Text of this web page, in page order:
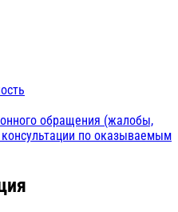
обращения (жалобы,
по оказываемым